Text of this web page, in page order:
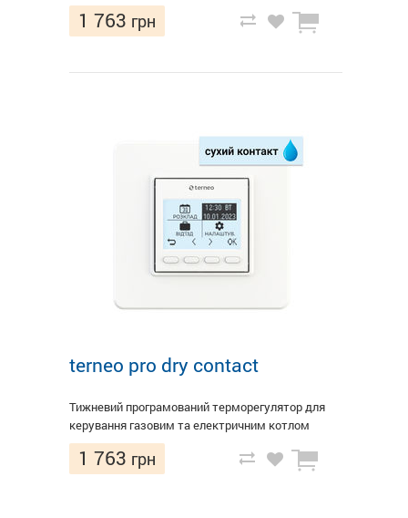
1 763 грн
terneo pro dry contact
Тижневий програмований терморегулятор для
керування газовим та електричним котлом
1 763 грн